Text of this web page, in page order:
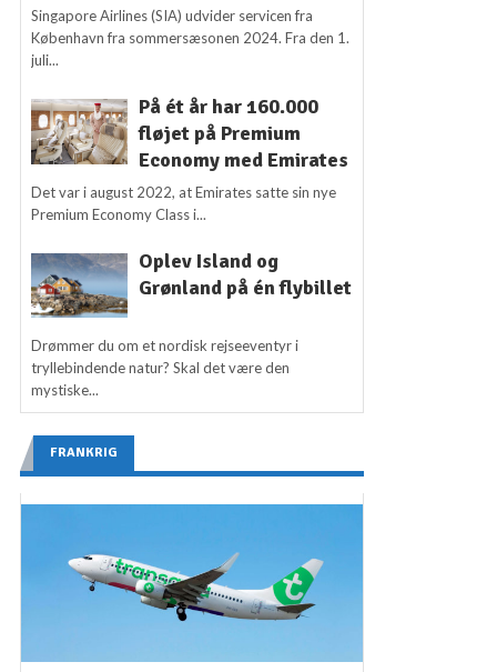
Singapore Airlines (SIA) udvider servicen fra
København fra sommersæsonen 2024. Fra den 1.
juli...
På ét år har 160.000
fløjet på Premium
Economy med Emirates
Det var i august 2022, at Emirates satte sin nye
Premium Economy Class i...
Oplev Island og
Grønland på én flybillet
Drømmer du om et nordisk rejseeventyr i
tryllebindende natur? Skal det være den
mystiske...
FRANKRIG